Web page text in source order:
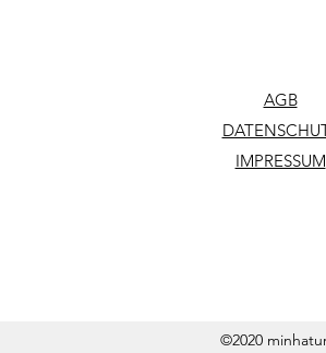
AGB
IMPRESSUM
©2020